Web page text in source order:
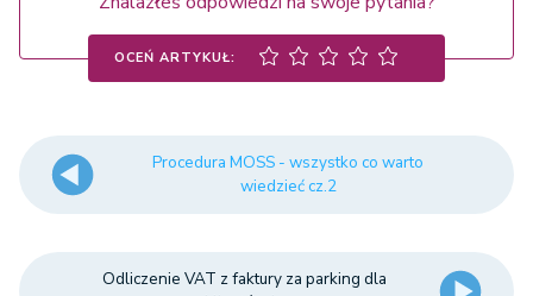
OCEŃ ARTYKUŁ:
Procedura MOSS - wszystko co warto
wiedzieć cz.2
Odliczenie VAT z faktury za parking dla